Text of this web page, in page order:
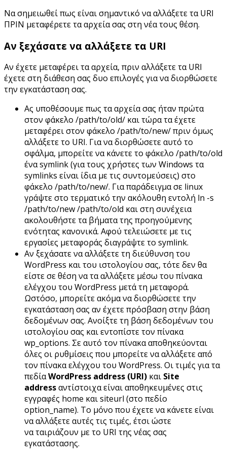
Να σημειωθεί πως είναι σημαντικό να αλλάξετε τα URI
ΠΡΙΝ μεταφέρετε τα αρχεία σας στη νέα τους θέση.
Αν ξεχάσατε να αλλάξετε τα URI
Αν έχετε μεταφέρει τα αρχεία, πριν αλλάξετε τα URI
έχετε στη διάθεση σας δυο επιλογές για να διορθώσετε
την εγκατάσταση σας.
Ας υποθέσουμε πως τα αρχεία σας ήταν πρώτα
στον φάκελο /path/to/old/ και τώρα τα έχετε
μεταφέρει στον φάκελο /path/to/new/ πριν όμως
αλλάξετε το URI. Για να διορθώσετε αυτό το
σφάλμα, μπορείτε να κάνετε το φάκελο /path/to/old
ένα symlink (για τους χρήστες των Windows τα
symlinks είναι ίδια με τις συντομεύσεις) στο
φάκελο /path/to/new/. Για παράδειγμα σε linux
γράψτε στο τερματικό την ακόλουθη εντολή ln -s
/path/to/new /path/to/old και στη συνέχεια
ακολουθήστε τα βήματα της προηγούμενης
ενότητας κανονικά. Αφού τελειώσετε με τις
εργασίες μεταφοράς διαγράψτε το symlink.
Αν ξεχάσατε να αλλάξετε τη διεύθυνση του
WordPress και του ιστολογίου σας, τότε δεν θα
είστε σε θέση να τα αλλάξετε μέσω του πίνακα
ελέγχου του WordPress μετά τη μεταφορά.
Ωστόσο, μπορείτε ακόμα να διορθώσετε την
εγκατάσταση σας αν έχετε πρόσβαση στην βάση
δεδομένων σας. Ανοίξτε τη βάση δεδομένων του
ιστολογίου σας και εντοπίστε τον πίνακα
wp_options. Σε αυτό τον πίνακα αποθηκεύονται
όλες οι ρυθμίσεις που μπορείτε να αλλάξετε από
τον πίνακα ελέγχου του WordPress. Οι τιμές για τα
πεδίαWordPress address (URI) και Site
addressαντίστοιχα είναι αποθηκευμένες στις
εγγραφές home και siteurl (στο πεδίο
option_name). Το μόνο που έχετε να κάνετε είναι
να αλλάξετε αυτές τις τιμές, έτσι ώστε
να ταιριάζουν με το URI της νέας σας
εγκατάστασης.